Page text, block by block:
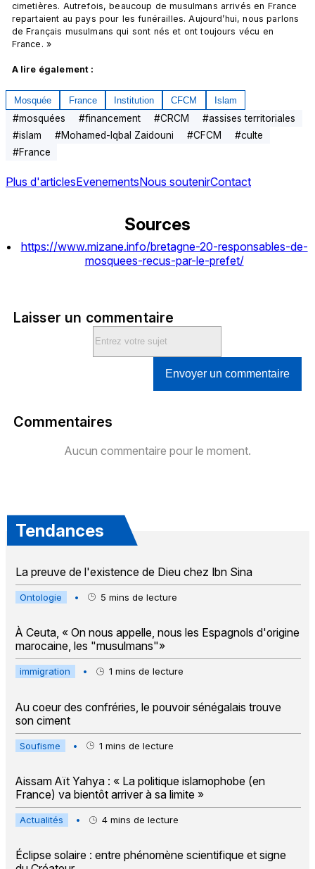
cimetières. Autrefois, beaucoup de musulmans arrivés en France
repartaient au pays pour les funérailles. Aujourd’hui, nous parlons
de Français musulmans qui sont nés et ont toujours vécu en
France. »
A lire également :
Mosquée France Institution CFCM Islam
#mosquées #financement #CRCM #assises territoriales
#islam #Mohamed-Iqbal Zaidouni #CFCM #culte
#France
Plus d'articlesEvenementsNous soutenirContact
Sources
https://www.mizane.info/bretagne-20-responsables-de-
mosquees-recus-par-le-prefet/
Laisser un commentaire
Envoyer un commentaire
Commentaires
Aucun commentaire pour le moment.
Tendances
La preuve de l'existence de Dieu chez Ibn Sina
Ontologie • 5 mins de lecture
À Ceuta, « On nous appelle, nous les Espagnols d'origine
marocaine, les "musulmans"»
immigration • 1 mins de lecture
Au coeur des confréries, le pouvoir sénégalais trouve
son ciment
Soufisme • 1 mins de lecture
Aissam Aït Yahya : « La politique islamophobe (en
France) va bientôt arriver à sa limite »
Actualités • 4 mins de lecture
Éclipse solaire : entre phénomène scientifique et signe